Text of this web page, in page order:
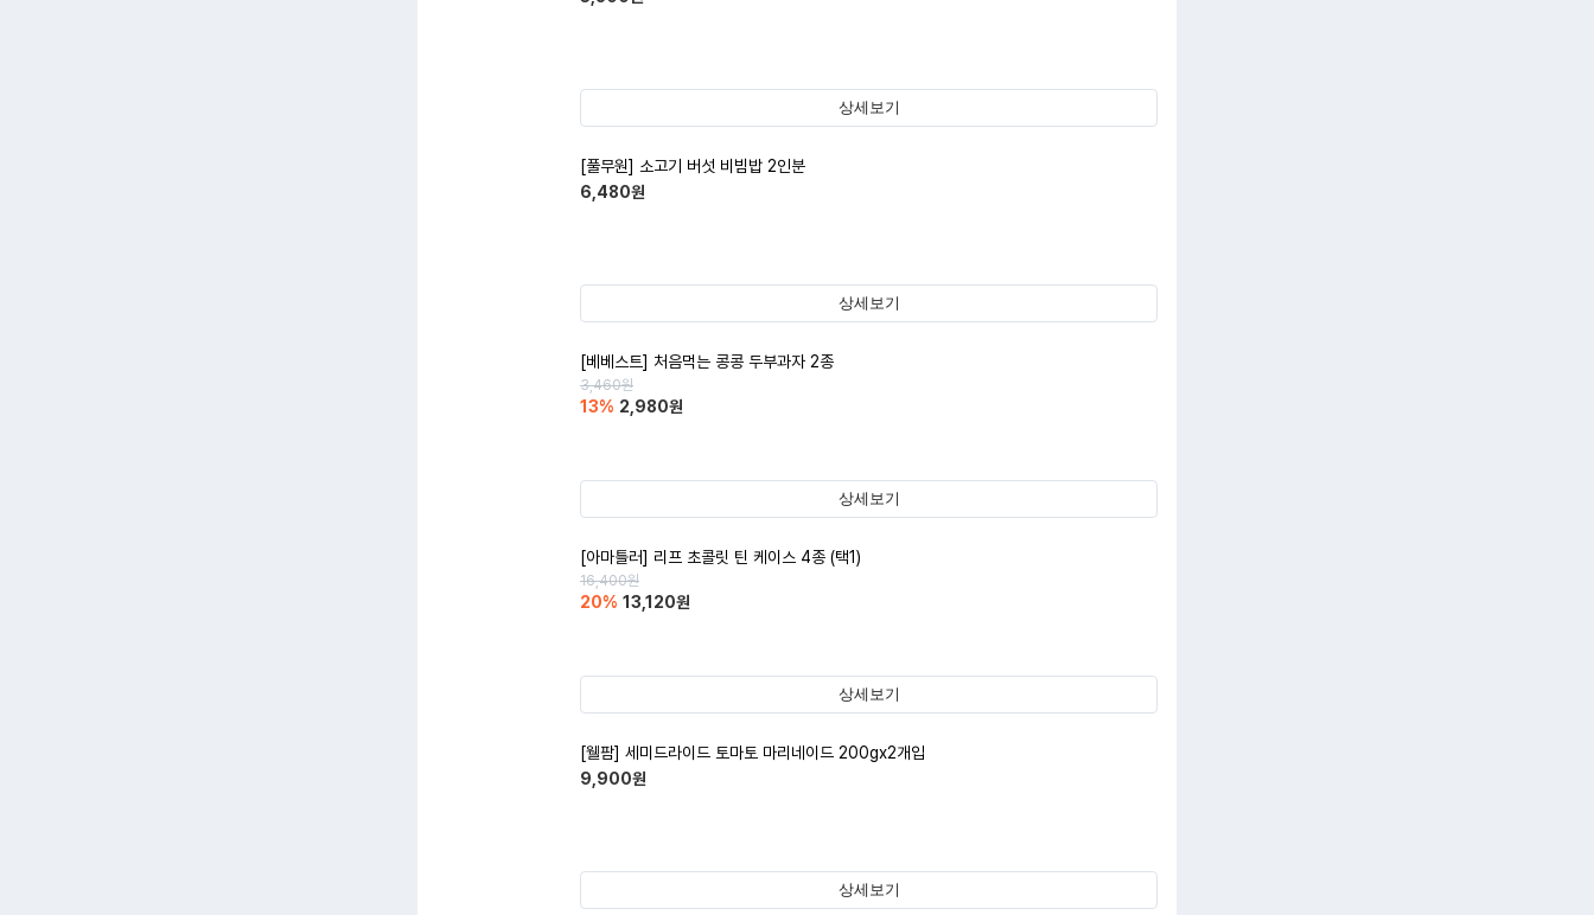
상세보기
[풀무원] 소고기 버섯 비빔밥 2인분
6,480원
상세보기
[베베스트] 처음먹는 콩콩 두부과자 2종
3,460원
13% 2,980원
상세보기
[아마틀러] 리프 초콜릿 틴 케이스 4종 (택1)
16,400원
20% 13,120원
상세보기
[웰팜] 세미드라이드 토마토 마리네이드 200gx2개입
9,900원
상세보기